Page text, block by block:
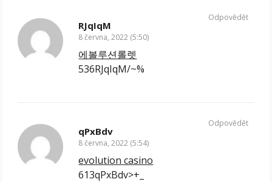
RJqIqM
8 června, 2022 (5:50)
에볼루션롤렛
536RJqIqM/~%
Odpovědět
qPxBdv
8 června, 2022 (5:54)
evolution casino
613qPxBdv>+_
Odpovědět